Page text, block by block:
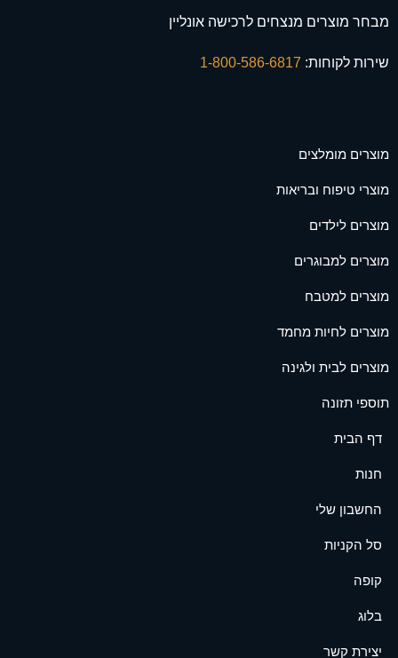
מבחר מוצרים מנצחים לרכישה אונליין
שירות לקוחות:
מוצרים מומלצים
מוצרי טיפוח ובריאות
מוצרים לילדים
מוצרים למבוגרים
מוצרים למטבח
מוצרים לחיות מחמד
מוצרים לבית ולגינה
תוספי תזונה
דף הבית
חנות
החשבון שלי
סל הקניות
קופה
בלוג
יצירת קשר